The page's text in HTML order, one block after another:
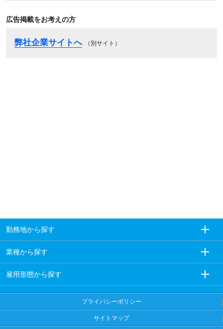
広告掲載をお考えの方
弊社企業サイトへ （別サイト）
勤務地から探す
業種から探す
雇用形態から探す
プライバシーポリシー
サイトマップ